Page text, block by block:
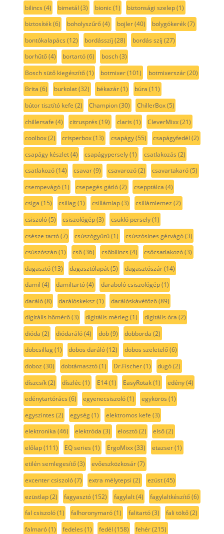
bilincs (4) bimetál (3) bionic(1) biztonsági szelep(1)
biztosíték(6) boholyszűrő(4) bojler(40) bolygókerék(7)
bontókalapács (12) bordásszíj (28) bordás szíj (27)
borhűtő(4) bortartó(6) bosch(3)
Bosch sütő kiegészítő(1) botmixer(101) botmixerszár(20)
Brita (6) burkolat(32) békazár(1) búra (11)
bútor tisztító kefe (2) Champion(30) ChillerBox(5)
chillersafe (4) citrusprés (19) claris (1) CleverMixx(21)
coolbox(2) crisperbox(13) csapágy(55) csapágyfedél (2)
csapágy készlet(4) csapágypersely(1) csatlakozás (2)
csatlakozó(14) csavar(9) csavarozó(2) csavartakaró(5)
csempevágó(1) csepegés gátló(2) csepptálca (4)
csiga (15) csillag(1) csillámlap(3) csillámlemez (2)
csiszoló(5) csiszológép(3) csukló persely(1)
csésze tartó(7) csúszógyűrű(1) csúszósines gérvágó(3)
csúszószán(1) cső(36) csőbilincs (4) csőcsatlakozó(3)
dagasztó(13) dagasztólapát(5) dagasztószár(14)
damil (4) damiltartó(4) daraboló csiszológép(1)
daráló(8) darálóskeksz (1) darálóskávéfőző(89)
digitális hőmérő(3) digitális mérleg(1) digitális óra (2)
dióda (2) diódaráló(4) dob(9) dobborda (2)
dobcsillag(1) dobos daráló(12) dobos szeletelő(6)
doboz (30) dobtámasztó(1) Dr.Fischer(1) dugó(2)
díszcsík(2) díszléc(1) E14(1) EasyRotak(1) edény(4)
edénytartórács (6) egyenecsiszoló(1) egykörös (1)
egyszintes (2) egység(1) elektromos kefe (3)
elektronika (46) elektróda (3) elosztó(2) első(2)
előlap(111) EQ series (1) ErgoMixx(33) etazser(1)
etilén semlegesítő(3) evőeszközkosár(7)
excenter csiszoló(7) extra mélytepsi (2) ezüst(45)
ezüstlap(2) fagyasztó(152) fagylalt(4) fagylaltkészítő(6)
fal csiszoló(1) falhoronymaró(1) falitartó(3) fali töltő(2)
falmaró(1) fedeles (1) fedél (158) fehér(215)